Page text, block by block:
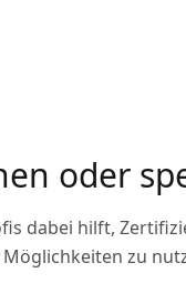
oder
dabei hilft,
zu